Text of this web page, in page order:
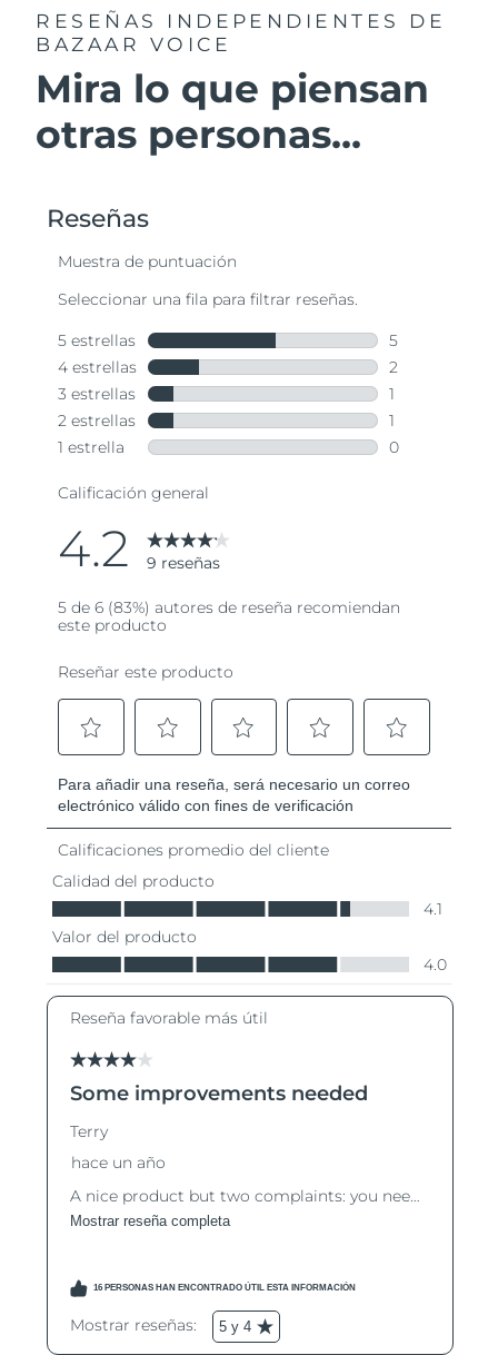
RESEÑAS INDEPENDIENTES
DE
BAZAAR VOICE
Mira lo que piensan
otras personas...